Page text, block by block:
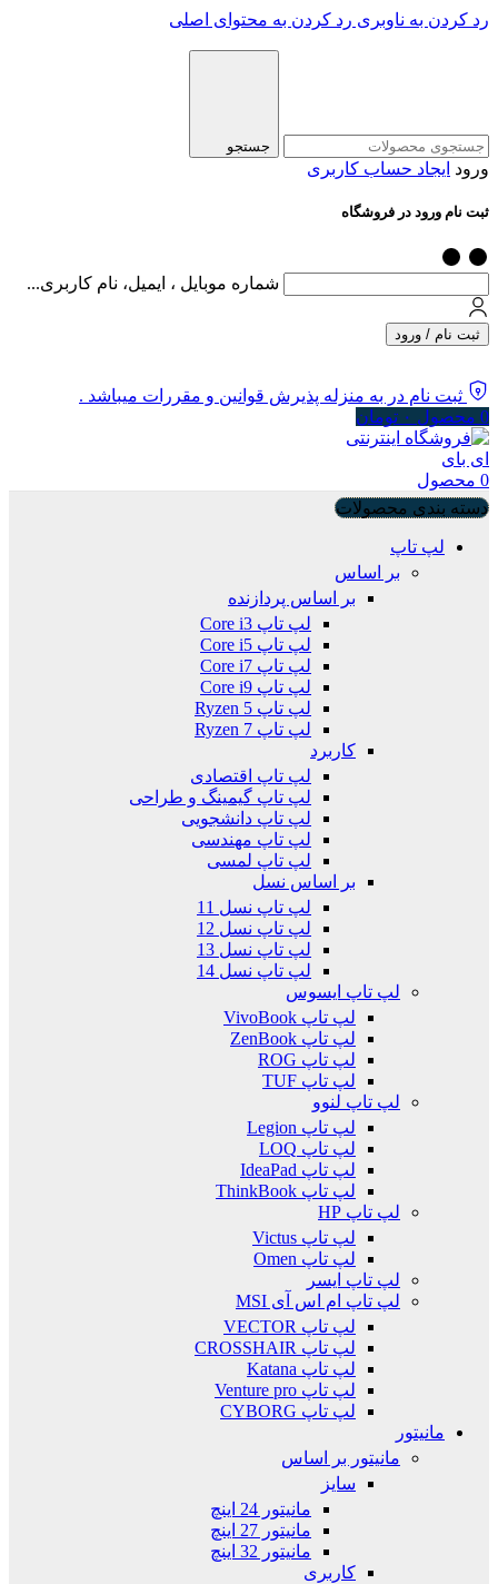
رد کردن به ناوبری رد کردن به محتوای اصلی
جستجو
ورود ایجاد حساب کاربری
ثبت نام ورود در فروشگاه
شماره موبایل ، ایمیل، نام کاربری...
ثبت نام / ورود
ثبت نام در به منزله پذیرش قوانین و مقررات میباشد .
0 محصول ۰ تومان
0 محصول
دسته بندی محصولات
لپ تاپ
بر اساس
بر اساس پردازنده
لپ تاپ Core i3
لپ تاپ Core i5
لپ تاپ Core i7
لپ تاپ Core i9
لپ تاپ Ryzen 5
لپ تاپ Ryzen 7
کاربرد
لپ تاپ اقتصادی
لپ تاپ گیمینگ و طراحی
لپ تاپ دانشجویی
لپ تاپ مهندسی
لپ تاپ لمسی
بر اساس نسل
لپ تاپ نسل 11
لپ تاپ نسل 12
لپ تاپ نسل 13
لپ تاپ نسل 14
لپ تاپ ایسوس
لپ تاپ VivoBook
لپ تاپ ZenBook
لپ تاپ ROG
لپ تاپ TUF
لپ تاپ لنوو
لپ تاپ Legion
لپ تاپ LOQ
لپ تاپ IdeaPad
لپ تاپ ThinkBook
لپ تاپ HP
لپ تاپ Victus
لپ تاپ Omen
لپ تاپ ایسر
لپ تاپ ام اس آی MSI
لپ تاپ VECTOR
لپ تاپ CROSSHAIR
لپ تاپ Katana
لپ تاپ Venture pro
لپ تاپ CYBORG
مانیتور
مانیتور بر اساس
سایز
مانیتور 24 اینچ
مانیتور 27 اینچ
مانیتور 32 اینچ
کاربری